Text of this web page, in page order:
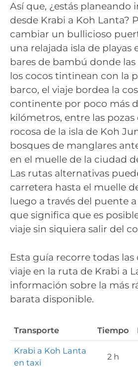
Así que, ¿estás planeando
desde Krabi a Koh Lanta?
cambiar un bullicioso
una relajada isla de playas
bares de bambú donde las
los cocos tintinean con la
barco, el viaje bordea la
continente por poco más
kilómetros, entre las pozas
rocosa de la isla de Koh
bosques de manglares
en el muelle de la ciudad
Las rutas alternativas
carretera hasta el muelle
luego a través del puente
que significa que es
viaje sin siquiera salir del
Esta guía recorre todas las
viaje en la ruta de Krabi a
información sobre la más
barata disponible.
Transporte Tiempo
Krabi a Koh Lanta
en taxi
2 h